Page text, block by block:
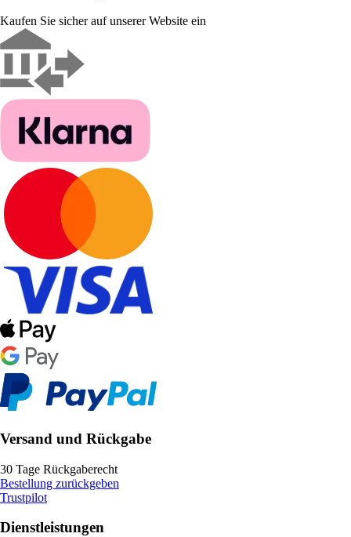
Kaufen Sie sicher auf unserer Website ein
Versand und Rückgabe
30 Tage Rückgaberecht
Bestellung zurückgeben
Trustpilot
Dienstleistungen